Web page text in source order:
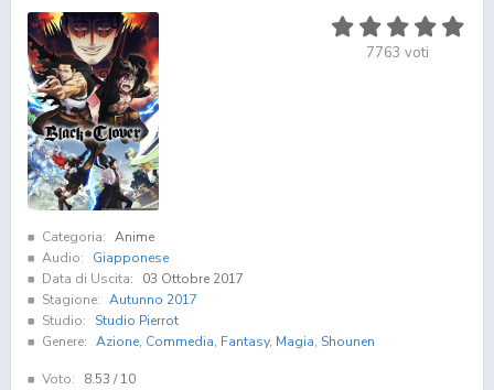
7763 voti
Categoria: Anime
Audio:
Giapponese
Data di Uscita:
03 Ottobre 2017
Stagione: Autunno 2017
Studio:
Studio Pierrot
Genere: Azione, Commedia, Fantasy, Magia, Shounen
Voto: 8.53 / 10